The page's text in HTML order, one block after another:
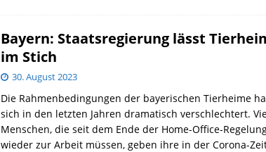
Bayern: Staatsregierung lässt
im Stich
30. August 2023
Die Rahmenbedingungen der bayerischen Tierheime
sich in den letzten Jahren dramatisch verschlechtert.
Menschen, die seit dem Ende der Home-Office-
wieder zur Arbeit müssen, geben ihre in der Corona-